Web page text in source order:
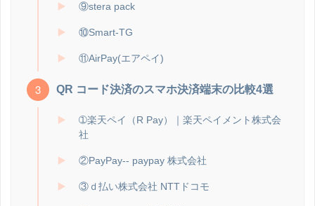
⑨stera pack
⑩Smart-TG
⑪AirPay(エアペイ)
QR コード決済のスマホ決済端末の比較4選
➀楽天ペイ（R Pay）｜楽天ペイメント株式会
社
②PayPay-- paypay 株式会社
③ｄ払い株式会社 NTTドコモ